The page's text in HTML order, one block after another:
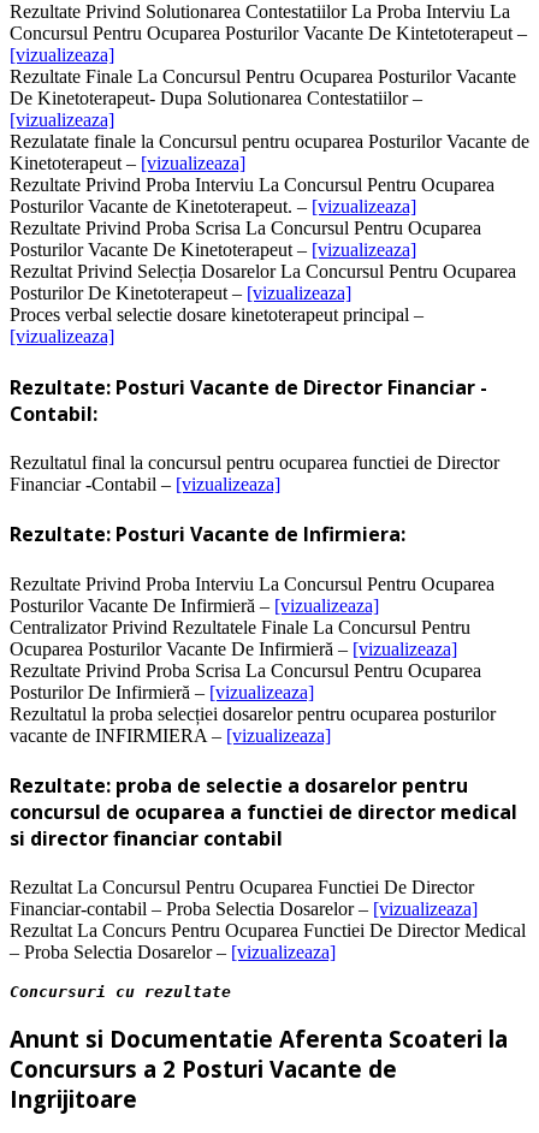
Rezultate Privind Solutionarea Contestatiilor La Proba Interviu La
Concursul Pentru Ocuparea Posturilor Vacante De Kintetoterapeut –
[vizualizeaza]
Rezultate Finale La Concursul Pentru Ocuparea Posturilor Vacante
De Kinetoterapeut- Dupa Solutionarea Contestatiilor –
[vizualizeaza]
Rezulatate finale la Concursul pentru ocuparea Posturilor Vacante de
Kinetoterapeut – [vizualizeaza]
Rezultate Privind Proba Interviu La Concursul Pentru Ocuparea
Posturilor Vacante de Kinetoterapeut. – [vizualizeaza]
Rezultate Privind Proba Scrisa La Concursul Pentru Ocuparea
Posturilor Vacante De Kinetoterapeut – [vizualizeaza]
Rezultat Privind Selecția Dosarelor La Concursul Pentru Ocuparea
Posturilor De Kinetoterapeut – [vizualizeaza]
Proces verbal selectie dosare kinetoterapeut principal –
[vizualizeaza]
Rezultate: Posturi Vacante de Director Financiar -
Contabil:
Rezultatul final la concursul pentru ocuparea functiei de Director
Financiar -Contabil – [vizualizeaza]
Rezultate: Posturi Vacante de Infirmiera:
Rezultate Privind Proba Interviu La Concursul Pentru Ocuparea
Posturilor Vacante De Infirmieră – [vizualizeaza]
Centralizator Privind Rezultatele Finale La Concursul Pentru
Ocuparea Posturilor Vacante De Infirmieră – [vizualizeaza]
Rezultate Privind Proba Scrisa La Concursul Pentru Ocuparea
Posturilor De Infirmieră – [vizualizeaza]
Rezultatul la proba selecției dosarelor pentru ocuparea posturilor
vacante de INFIRMIERA – [vizualizeaza]
Rezultate: proba de selectie a dosarelor pentru
concursul de ocuparea a functiei de director medical
si director financiar contabil
Rezultat La Concursul Pentru Ocuparea Functiei De Director
Financiar-contabil – Proba Selectia Dosarelor – [vizualizeaza]
Rezultat La Concurs Pentru Ocuparea Functiei De Director Medical
– Proba Selectia Dosarelor – [vizualizeaza]
Concursuri cu rezultate
Anunt si Documentatie Aferenta Scoateri la
Concursurs a 2 Posturi Vacante de
Ingrijitoare